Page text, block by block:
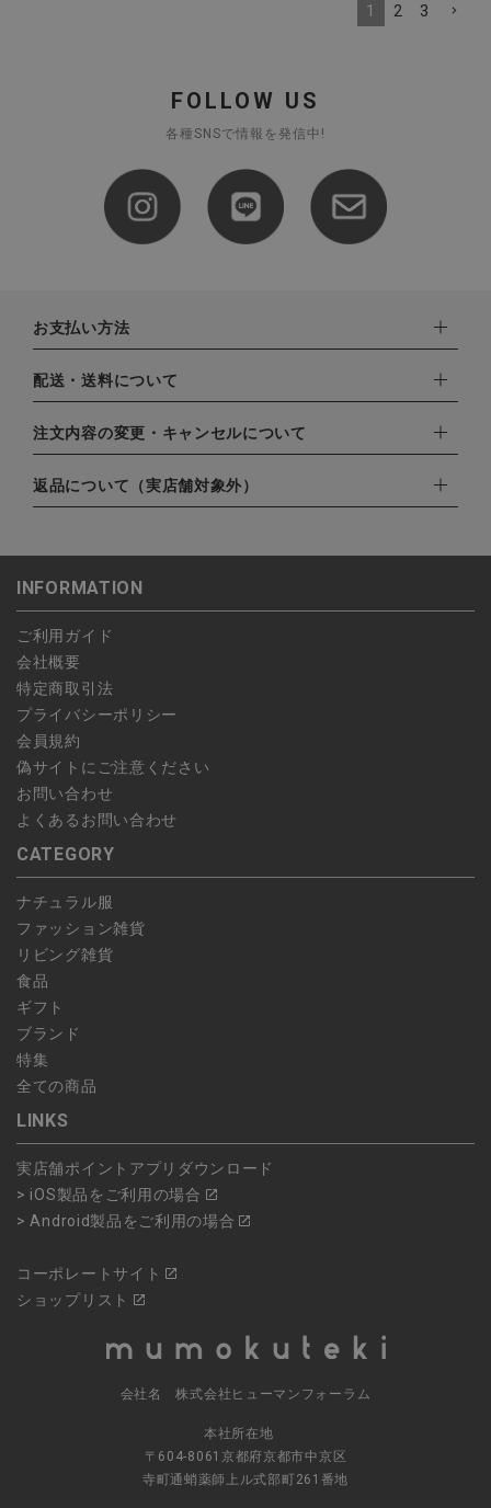
1
2 3
FOLLOW US
各種SNSで情報を発信中!
お支払い方法
下記お支払い方法よりお選びいただけます。
・クレジットカード（VISA,mastercard,JCB,AMERICAN
EXPRESS,Diners Club）
・amazonペイメント
・楽天ペイ
・PayPay
配送・送料について
配達業者：日本郵便
北海道：1,400円
注文内容の変更・キャンセルについて
ご注文日当日から翌日のAM9:00までにご連絡頂いた場合はキャ
ンセルは可能です。
します。
予約商品など一部キャンセルが出来ない場合がございます。あら
かじめご了承ください。
返品について（実店舗対象外）
こちら よりご依頼ください。
INFORMATION
ご利用ガイド
会社概要
特定商取引法
プライバシーポリシー
会員規約
偽サイトにご注意ください
お問い合わせ
よくあるお問い合わせ
CATEGORY
ナチュラル服
ファッション雑貨
リビング雑貨
食品
ギフト
ブランド
特集
全ての商品
LINKS
実店舗ポイントアプリダウンロード
> iOS製品をご利用の場合
> Android製品をご利用の場合
コーポレートサイト
ショップリスト
会社名 株式会社ヒューマンフォーラム
本社所在地
〒604-8061京都府京都市中京区
寺町通蛸薬師上ル式部町261番地